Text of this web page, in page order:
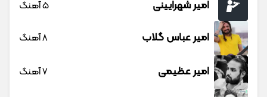
امیر شهرایینی 5 آهنگ
امیر عباس گلاب 8 آهنگ
امیر عظیمی 7 آهنگ